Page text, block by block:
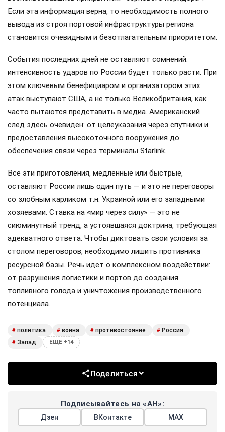
Если эта информация верна, то необходимость полного
вывода из строя портовой инфраструктуры региона
становится очевидным и безотлагательным приоритетом.
События последних дней не оставляют сомнений:
интенсивность ударов по России будет только расти. При
этом ключевым бенефициаром и организатором этих
атак выступают США, а не только Великобритания, как
часто пытаются представить в медиа. Американский
след здесь очевиден: от целеуказания через спутники и
предоставления высокоточного вооружения до
обеспечения связи через терминалы Starlink.
Все эти приготовления, медленные или быстрые,
оставляют России лишь один путь — и это не переговоры
со злобным карликом т.н. Украиной или его западными
хозяевами. Ставка на «мир через силу» — это не
сиюминутный тренд, а устоявшаяся доктрина, требующая
адекватного ответа. Чтобы диктовать свои условия за
столом переговоров, необходимо лишить противника
ресурсной базы. Речь идет о комплексном воздействии:
от разрушения логистики и портов до создания
топливного голода и уничтожения производственного
потенциала.
# политика # война # противостояние # Россия
# Запад ЕЩЕ +14
Поделиться
Подписывайтесь на «АН»:
Дзен ВКонтакте МАХ